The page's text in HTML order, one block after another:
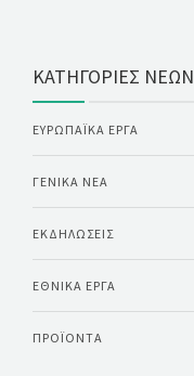
ΚΑΤΗΓΟΡΊΕΣ ΝΈΩΝ
ΕΥΡΩΠΑΪΚΆ ΈΡΓΑ
ΓΕΝΙΚΆ ΝΈΑ
ΕΚΔΗΛΏΣΕΙΣ
ΕΘΝΙΚΆ ΈΡΓΑ
ΠΡΟΪΌΝΤΑ